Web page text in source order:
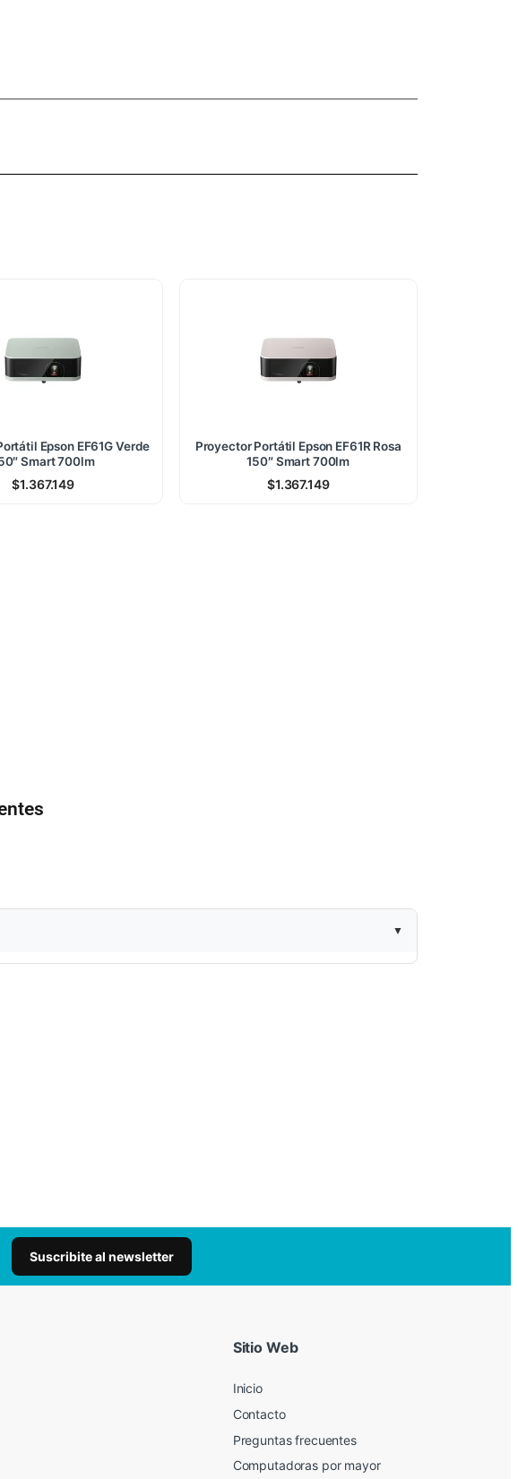
Epson EF61G Verde
Smart 700lm
$1.367.149
Proyector Portátil Epson EF61R Rosa
150″ Smart 700lm
$1.367.149
Suscribite al newsletter
Sitio Web
Inicio
Contacto
Preguntas frecuentes
Computadoras por mayor